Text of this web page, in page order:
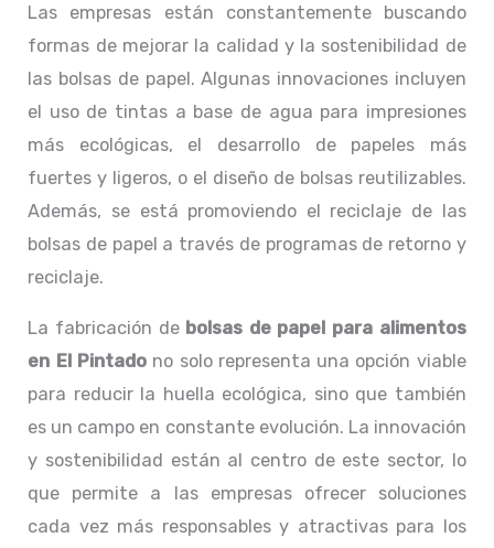
Las empresas están constantemente buscando
formas de mejorar la calidad y la sostenibilidad de
las bolsas de papel. Algunas innovaciones incluyen
el uso de tintas a base de agua para impresiones
más ecológicas, el desarrollo de papeles más
fuertes y ligeros, o el diseño de bolsas reutilizables.
Además, se está promoviendo el reciclaje de las
bolsas de papel a través de programas de retorno y
reciclaje.
La fabricación de bolsas de papel para alimentos
en El Pintado no solo representa una opción viable
para reducir la huella ecológica, sino que también
es un campo en constante evolución. La innovación
y sostenibilidad están al centro de este sector, lo
que permite a las empresas ofrecer soluciones
cada vez más responsables y atractivas para los